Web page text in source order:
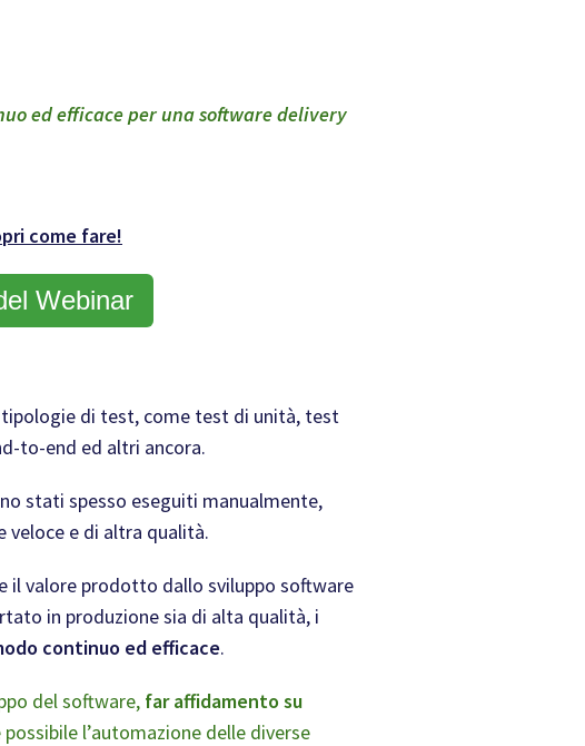
edefficaceper unasoftware delivery
come fare!
Webinar
tipologie di test, come test di unità, test
to-end ed altri ancora.
stati spesso eseguiti manualmente,
veloce e di altra qualità.
il valore prodotto dallo sviluppo software
in produzione sia di alta qualità, i
continuo ed efficace.
del software, far affidamento su
l’automazione delle diverse